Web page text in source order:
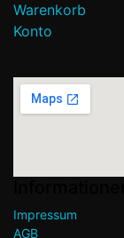
Warenkorb
Konto
Impressum
AGB